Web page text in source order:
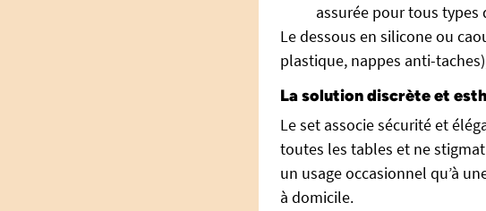
assurée pour tous types
Le dessous en silicone ou
plastique, nappes anti-
La solution discrète et
Le set associe sécurité et
toutes les tables et ne
un usage occasionnel qu’à
à domicile.